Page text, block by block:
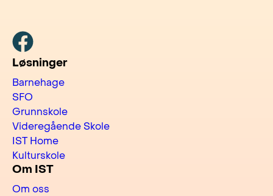
Facebook
Løsninger
Barnehage
SFO
Grunnskole
Videregående Skole
IST Home
Kulturskole
Om IST
Om oss